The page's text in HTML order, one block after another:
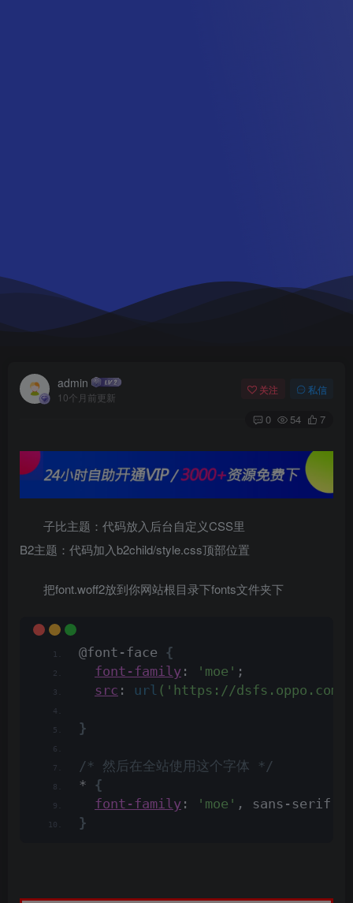
admin
10个月前更新
关注 私信
0 54 7
子比主题：代码放入后台自定义CSS里
B2主题：代码加入b2child/style.css顶部位置
把font.woff2放到你网站根目录下fonts文件夹下
@font-face {
font-family : 'moe' ;
src : url ('https://dsfs.oppo.com/
}
/* 然后在全站使用这个字体 */
* {
font-family : 'moe' , sans-
}